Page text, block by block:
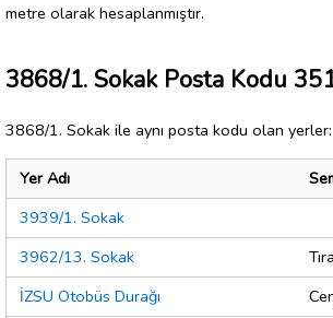
metre olarak hesaplanmıştır.
3868/1. Sokak Posta Kodu
3868/1. Sokak ile aynı posta kodu olan yerler:
Yer Adı
3939/1. Sokak
3962/13. Sokak
İZSU Otobüs Durağı